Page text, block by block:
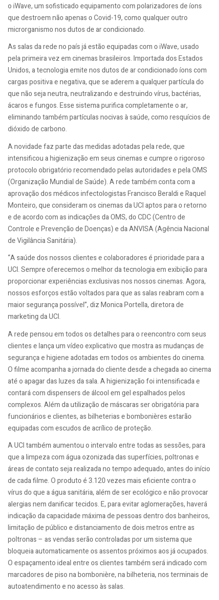
o iWave, um sofisticado equipamento com polarizadores de íons
que destroem não apenas o Covid-19, como qualquer outro
microrganismo nos dutos de ar condicionado.
As salas da rede no país já estão equipadas com o iWave, usado
pela primeira vez em cinemas brasileiros. Importada dos Estados
Unidos, a tecnologia emite nos dutos de ar condicionado íons com
cargas positiva e negativa, que se aderem a qualquer partícula do
que não seja neutra, neutralizando e destruindo vírus, bactérias,
ácaros e fungos. Esse sistema purifica completamente o ar,
eliminando também partículas nocivas à saúde, como resquícios de
dióxido de carbono.
A novidade faz parte das medidas adotadas pela rede, que
intensificou a higienização em seus cinemas e cumpre o rigoroso
protocolo obrigatório recomendado pelas autoridades e pela OMS
(Organização Mundial de Saúde). A rede também conta com a
aprovação dos médicos infectologistas Francisco Beraldi e Raquel
Monteiro, que consideram os cinemas da UCI aptos para o retorno
e de acordo com as indicações da OMS, do CDC (Centro de
Controle e Prevenção de Doenças) e da ANVISA (Agência Nacional
de Vigilância Sanitária).
“A saúde dos nossos clientes e colaboradores é prioridade para a
UCI. Sempre oferecemos o melhor da tecnologia em exibição para
proporcionar experiências exclusivas nos nossos cinemas. Agora,
nossos esforços estão voltados para que as salas reabram com a
maior segurança possível”, diz Monica Portella, diretora de
marketing da UCI.
A rede pensou em todos os detalhes para o reencontro com seus
clientes e lança um vídeo explicativo que mostra as mudanças de
segurança e higiene adotadas em todos os ambientes do cinema.
O filme acompanha a jornada do cliente desde a chegada ao cinema
até o apagar das luzes da sala. A higienização foi intensificada e
contará com dispensers de álcool em gel espalhados pelos
complexos. Além da utilização de máscaras ser obrigatória para
funcionários e clientes, as bilheterias e bombonières estarão
equipadas com escudos de acrílico de proteção.
A UCI também aumentou o intervalo entre todas as sessões, para
que a limpeza com água ozonizada das superfícies, poltronas e
áreas de contato seja realizada no tempo adequado, antes do início
de cada filme. O produto é 3.120 vezes mais eficiente contra o
vírus do que a água sanitária, além de ser ecológico e não provocar
alergias nem danificar tecidos. E, para evitar aglomerações, haverá
indicação da capacidade máxima de pessoas dentro dos banheiros,
limitação de público e distanciamento de dois metros entre as
poltronas – as vendas serão controladas por um sistema que
bloqueia automaticamente os assentos próximos aos já ocupados.
O espaçamento ideal entre os clientes também será indicado com
marcadores de piso na bombonière, na bilheteria, nos terminais de
autoatendimento e no acesso às salas.